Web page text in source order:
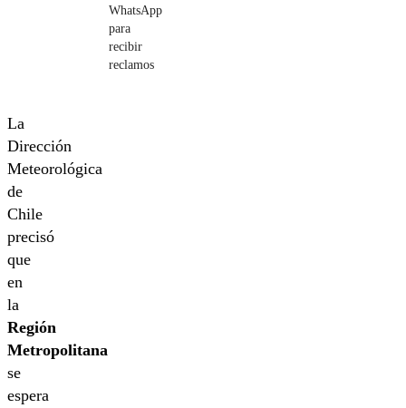
WhatsApp
para
recibir
reclamos
La
Dirección
Meteorológica
de
Chile
precisó
que
en
la
Región
Metropolitana
se
espera